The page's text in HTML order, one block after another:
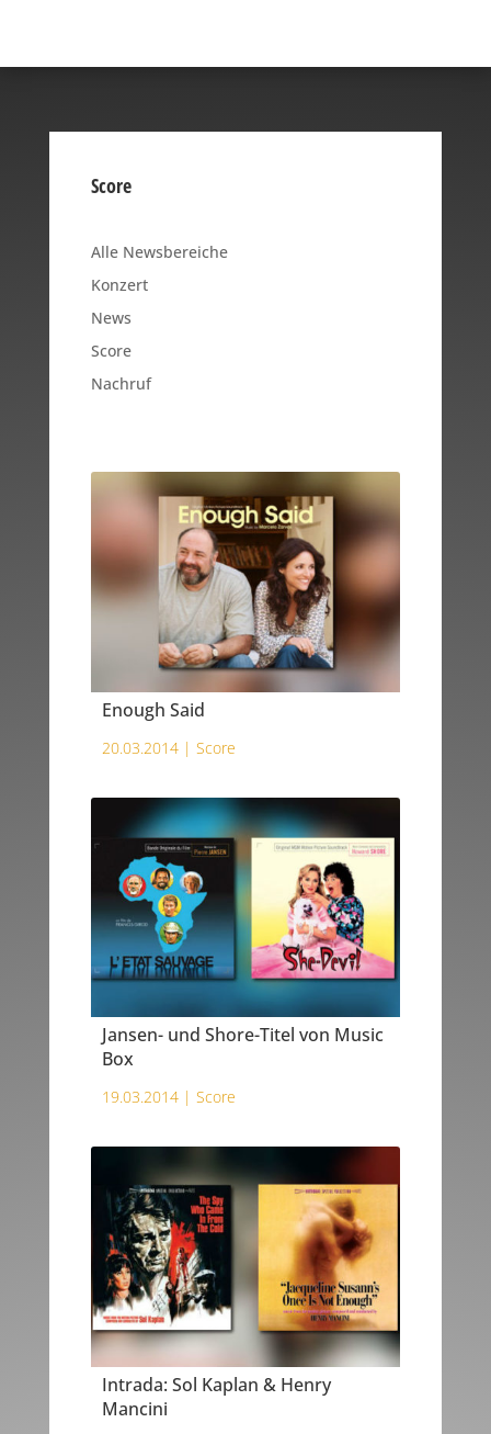
Score
Alle Newsbereiche
Konzert
News
Score
Nachruf
Enough Said
20.03.2014 | Score
Jansen- und Shore-Titel von Music
Box
19.03.2014 | Score
Intrada: Sol Kaplan & Henry
Mancini